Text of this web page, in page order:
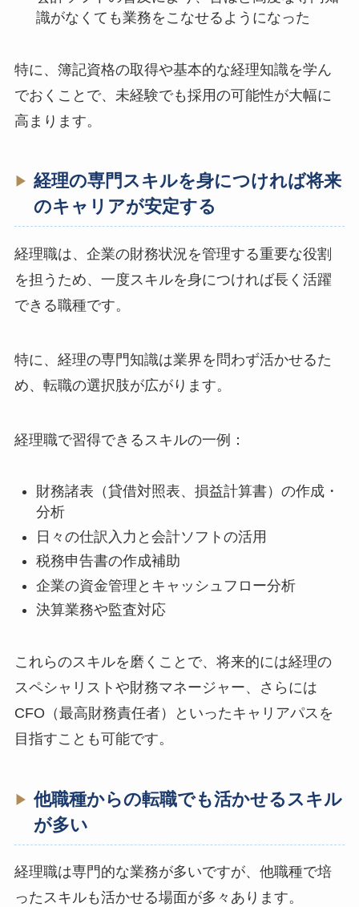
識がなくても業務をこなせるようになった
特に、簿記資格の取得や基本的な経理知識を学ん
でおくことで、未経験でも採用の可能性が大幅に
高まります。
経理の専門スキルを身につければ将来
のキャリアが安定する
経理職は、企業の財務状況を管理する重要な役割
を担うため、一度スキルを身につければ長く活躍
できる職種です。
特に、経理の専門知識は業界を問わず活かせるた
め、転職の選択肢が広がります。
経理職で習得できるスキルの一例：
財務諸表（貸借対照表、損益計算書）の作成・
分析
日々の仕訳入力と会計ソフトの活用
税務申告書の作成補助
企業の資金管理とキャッシュフロー分析
決算業務や監査対応
これらのスキルを磨くことで、将来的には経理の
スペシャリストや財務マネージャー、さらには
CFO（最高財務責任者）といったキャリアパスを
目指すことも可能です。
他職種からの転職でも活かせるスキル
が多い
経理職は専門的な業務が多いですが、他職種で培
ったスキルも活かせる場面が多々あります。